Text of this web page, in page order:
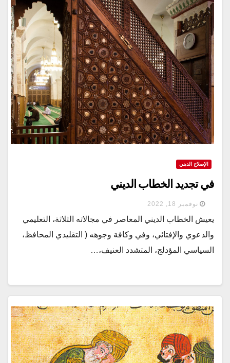
الإصلاح الديني
في تجديد الخطاب الديني
نوفمبر 18, 2022
يعيش الخطاب الديني المعاصر في مجالاته الثلاثة، التعليمي
والدعوي والإفتائي، وفي وكافة وجوهه ( التقليدي المحافظ،
السياسي المؤدلج، المتشدد العنيف،…